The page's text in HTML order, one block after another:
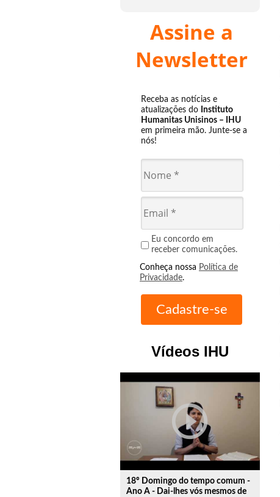
Assine a
Newsletter
Receba as notícias e
atualizações do Instituto
Humanitas Unisinos – IHU
em primeira mão. Junte-se a
nós!
Eu concordo em
receber comunicações.
Conheça nossa Política de
Privacidade.
Vídeos IHU
play_circle_outline
18º Domingo do tempo comum -
Ano A - Dai-lhes vós mesmos de